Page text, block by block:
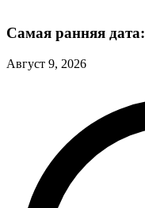
Самая ранняя дата:
Август 9, 2026